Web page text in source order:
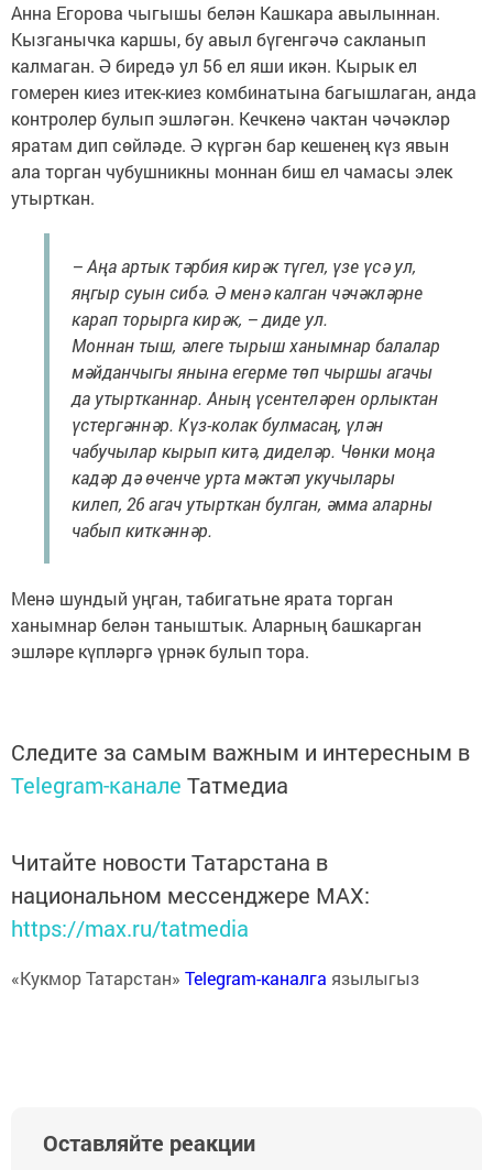
Анна Егорова чыгышы белән Кашкара авылыннан.
Кызганычка каршы, бу авыл бүгенгәчә сакланып
калмаган. Ә биредә ул 56 ел яши икән. Кырык ел
гомерен киез итек-киез комбинатына багышлаган, анда
контролер булып эшләгән. Кечкенә чактан чәчәкләр
яратам дип сөйләде. Ә күргән бар кешенең күз явын
ала торган чубушникны моннан биш ел чамасы элек
утырткан.
– Аңа артык тәрбия кирәк түгел, үзе үсә ул,
яңгыр суын сибә. Ә менә калган чәчәкләрне
карап торырга кирәк, – диде ул.
Моннан тыш, әлеге тырыш ханымнар балалар
мәйданчыгы янына егерме төп чыршы агачы
да утыртканнар. Аның үсентеләрен орлыктан
үстергәннәр. Күз-колак булмасаң, үлән
чабучылар кырып китә, диделәр. Чөнки моңа
кадәр дә өченче урта мәктәп укучылары
килеп, 26 агач утырткан булган, әмма аларны
чабып киткәннәр.
Менә шундый уңган, табигатьне ярата торган
ханымнар белән таныштык. Аларның башкарган
эшләре күпләргә үрнәк булып тора.
Следите за самым важным и интересным в
Telegram-канале Татмедиа
Читайте новости Татарстана в
национальном мессенджере MАХ:
https://max.ru/tatmedia
«Кукмор Татарстан» Telegram-каналга язылыгыз
Оставляйте реакции